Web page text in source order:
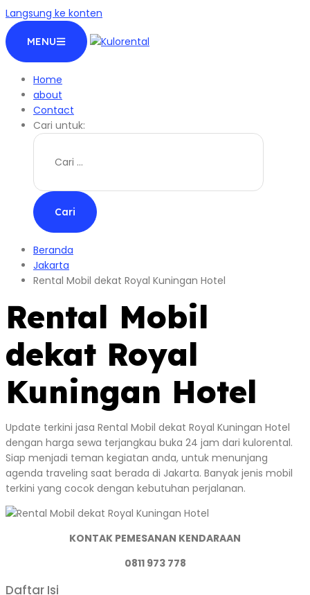
Langsung ke konten
MENU
Home
about
Contact
Cari untuk:
Beranda
Jakarta
Rental Mobil dekat Royal Kuningan Hotel
Rental Mobil
dekat Royal
Kuningan Hotel
Update terkini jasa Rental Mobil dekat Royal Kuningan Hotel
dengan harga sewa terjangkau buka 24 jam dari kulorental.
Siap menjadi teman kegiatan anda, untuk menunjang
agenda traveling saat berada di Jakarta. Banyak jenis mobil
terkini yang cocok dengan kebutuhan perjalanan.
KONTAK PEMESANAN KENDARAAN
0811 973 778
Daftar Isi